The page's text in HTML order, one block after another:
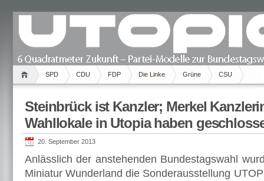
SPD CDU FDP Die Linke Grüne CSU
Steinbrück ist Kanzler; Merkel
Wahllokale in Utopia haben
20. September 2013
Anlässlich der anstehenden Bundestagswahl
Miniatur Wunderland die Sonderausstellung